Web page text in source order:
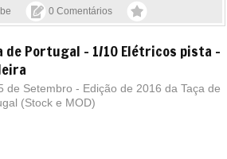
0 Comentários
de Portugal - 1/10 Elétricos pista -
de Setembro - Edição de 2016 da Taça de
(Stock e MOD)